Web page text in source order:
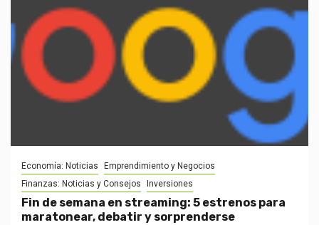
Economía: Noticias
Emprendimiento y Negocios
Finanzas: Noticias y Consejos
Inversiones
Fin de semana en streaming: 5 estrenos para
maratonear, debatir y sorprenderse